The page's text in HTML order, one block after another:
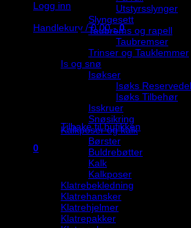
Logg inn
Handlekurv /0,00,- 0
Du har ingen produkter i
Tilbake til butikken
0
Utstyrsslynger
Slyngesett
Taubrems og rapell
Taubremser
Trinser og Tauklemmer
Is og snø
Isøkser
Isøks
Isøks Tilbehør
Isskruer
Snøsikring
Kalkposer og kalk
Børster
Buldrebøtter
Kalk
Kalkposer
Klatrebekledning
Klatrehansker
Klatrehjelmer
Klatrepakker